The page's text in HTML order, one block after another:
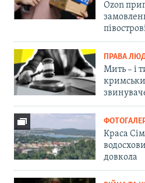
Ozon
ПРАВА
Мить – і
Краса
довкола